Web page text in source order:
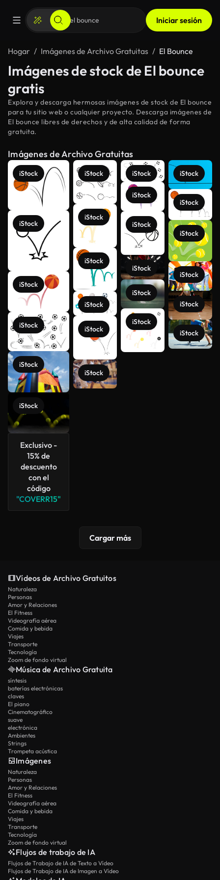
Iniciar sesión
Hogar Imágenes de Archivo Gratuitas El Bounce
Imágenes de stock de El bounce
gratis
Explora y descarga hermosas imágenes de stock de El bounce
para tu sitio web o cualquier proyecto. Descarga imágenes de
El bounce libres de derechos y de alta calidad de forma
gratuita.
Imágenes de Archivo Gratuitas
iStock
iStock
iStock
iStock
iStock
iStock
Exclusivo -
15% de
descuento
con el
código
"COVERR15"
iStock
iStock
iStock
iStock
iStock
iStock
iStock
iStock
iStock
iStock
iStock
iStock
iStock
iStock
iStock
iStock
iStock
iStock
Cargar más
Vídeos de Archivo Gratuitos
Naturaleza
Personas
Amor y Relaciones
El Fitness
Videografía aérea
Comida y bebida
Viajes
Transporte
Tecnología
Zoom de fondo virtual
Música de Archivo Gratuita
síntesis
baterías electrónicas
claves
El piano
Cinematográfico
suave
electrónica
Ambientes
Strings
Trompeta acústica
Imágenes
Naturaleza
Personas
Amor y Relaciones
El Fitness
Videografía aérea
Comida y bebida
Viajes
Transporte
Tecnología
Zoom de fondo virtual
Flujos de trabajo de IA
Flujos de Trabajo de IA de Texto a Vídeo
Flujos de Trabajo de IA de Imagen a Vídeo